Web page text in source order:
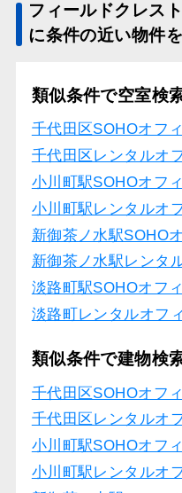
フィールドクレス
に条件の近い物件
類似条件で空室検
千代田区SOHOオフ
千代田区レンタルオ
小川町駅SOHOオフ
小川町駅レンタルオ
新御茶ノ水駅SOHO
新御茶ノ水駅レンタ
淡路町駅SOHOオフ
淡路町レンタルオフ
類似条件で建物検
千代田区SOHOオフ
千代田区レンタルオ
小川町駅SOHOオフ
小川町駅レンタルオ